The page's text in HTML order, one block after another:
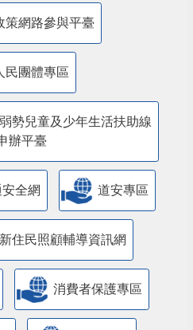
策網路參與平臺
民團體專區
勢兒童及少年生活扶助線
辦平臺
全網 道安專區
住民照顧輔導資訊網
消費者保護專區